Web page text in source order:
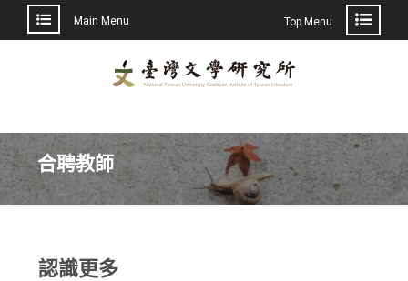
Main Menu Top Menu
合聘教師
認識更多